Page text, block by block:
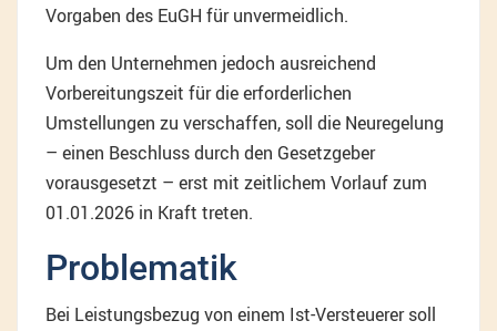
Vorgaben des EuGH für unvermeidlich.
Um den Unternehmen jedoch ausreichend
Vorbereitungszeit für die erforderlichen
Umstellungen zu verschaffen, soll die Neuregelung
– einen Beschluss durch den Gesetzgeber
vorausgesetzt – erst mit zeitlichem Vorlauf zum
01.01.2026 in Kraft treten.
Problematik
Bei Leistungsbezug von einem Ist-Versteuerer soll